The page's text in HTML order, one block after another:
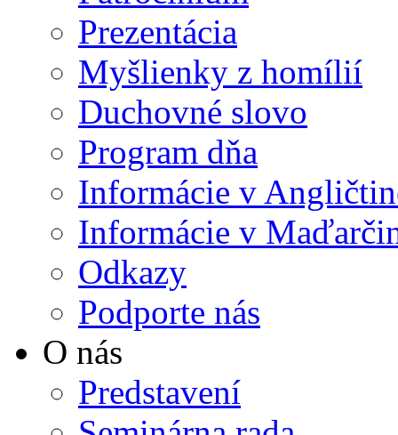
Prezentácia
Myšlienky z homílií
Duchovné slovo
Program dňa
Informácie v
Informácie v
Odkazy
Podporte nás
O nás
Predstavení